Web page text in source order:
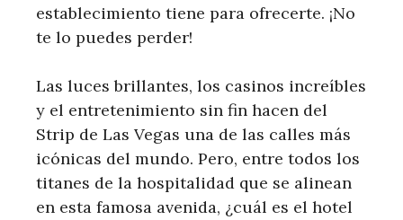
establecimiento tiene para ofrecerte. ¡No
te lo puedes perder!
Las luces brillantes, los casinos increíbles
y el entretenimiento sin fin hacen del
Strip de Las Vegas una de las calles más
icónicas del mundo. Pero, entre todos los
titanes de la hospitalidad que se alinean
en esta famosa avenida, ¿cuál es el hotel